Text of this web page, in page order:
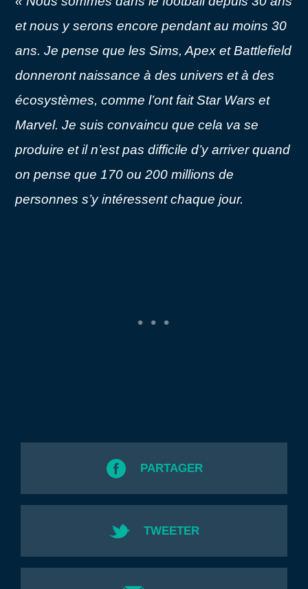
et nous y serons encore pendant au moins 30
ans. Je pense que les Sims, Apex et Battlefield
donneront naissance à des univers et à des
écosystèmes, comme l’ont fait Star Wars et
Marvel. Je suis convaincu que cela va se
produire et il n’est pas difficile d’y arriver quand
on pense que 170 ou 200 millions de
personnes s’y intéressent chaque jour.
PARTAGER
TWEETER